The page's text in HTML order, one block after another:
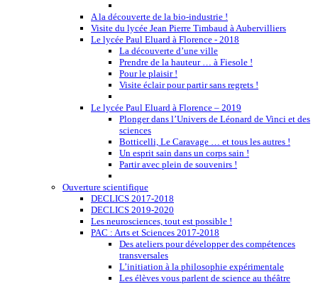
A la découverte de la bio-industrie !
Visite du lycée Jean Pierre Timbaud à Aubervilliers
Le lycée Paul Eluard à Florence - 2018
La découverte d’une ville
Prendre de la hauteur … à Fiesole !
Pour le plaisir !
Visite éclair pour partir sans regrets !
Le lycée Paul Eluard à Florence – 2019
Plonger dans l’Univers de Léonard de Vinci et des
sciences
Botticelli, Le Caravage … et tous les autres !
Un esprit sain dans un corps sain !
Partir avec plein de souvenirs !
Ouverture scientifique
DECLICS 2017-2018
DECLICS 2019-2020
Les neurosciences, tout est possible !
PAC : Arts et Sciences 2017-2018
Des ateliers pour développer des compétences
transversales
L’initiation à la philosophie expérimentale
Les élèves vous parlent de science au théâtre